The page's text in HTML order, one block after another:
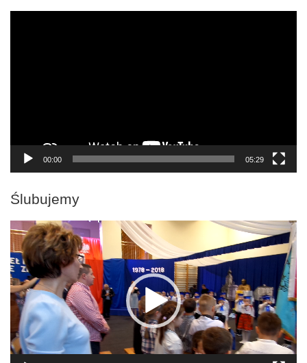
00:00 05:29
Ślubujemy
Odtwarzacz
video